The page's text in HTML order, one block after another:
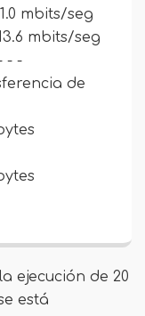
mbits/seg
mbits/seg
- -
de
ejecución de 20
está